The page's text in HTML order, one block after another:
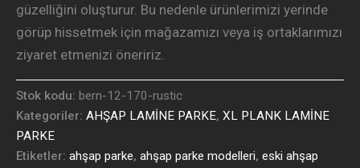
güzelliğini oluşturur. Bu nedenle ürünlerimizi yerinde
görüp hissetmek için mağazamızı veya iş ortaklarımızı
ziyaret etmenizi öneririz.
Stok kodu: bern-12-170-rustic
Kategoriler: AHŞAP LAMİNE PARKE, XL PLANK LAMİNE
PARKE
Etiketler: ahşap parke, ahşap parke modelleri, eski ahşap